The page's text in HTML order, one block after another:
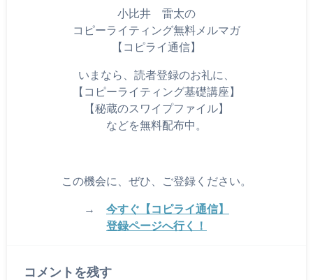
小比井 雷太の
コピーライティング無料メルマガ
【コピライ通信】
いまなら、読者登録のお礼に、
【コピーライティング基礎講座】
【秘蔵のスワイプファイル】
などを無料配布中。
この機会に、ぜひ、ご登録ください。
→ 今すぐ【コピライ通信】
登録ページへ行く！
コメントを残す